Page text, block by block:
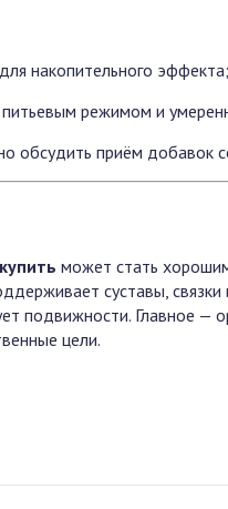
накопительного эффекта;
режимом и
обсудить приём добавок
может стать
суставы, связки
подвижности. Главное —
цели.